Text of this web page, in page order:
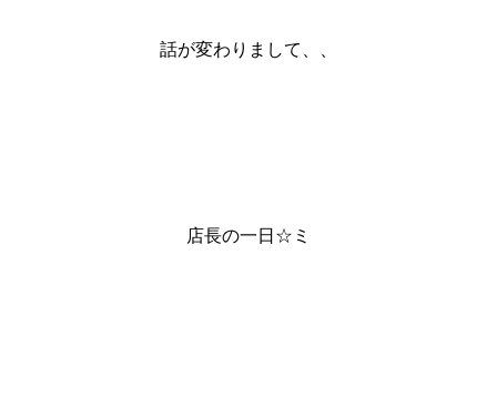
話が変わりまして、、
店長の一日☆ミ